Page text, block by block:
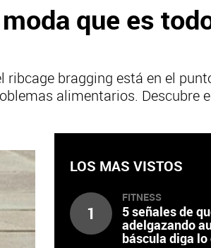
que es
bragging está en el
alimentarios. Descubre
LOS MAS VISTOS
1
FITNESS
5 señales de
adelgazando
báscula diga